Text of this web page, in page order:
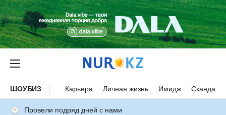
ШОУБИЗ Карьера Личная жизнь Имидж Скандалы
Провели подряд дней с нами